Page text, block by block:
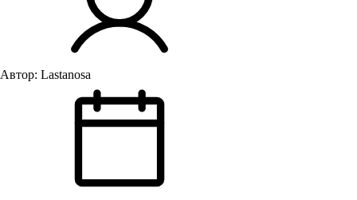
Автор: Lastanosa